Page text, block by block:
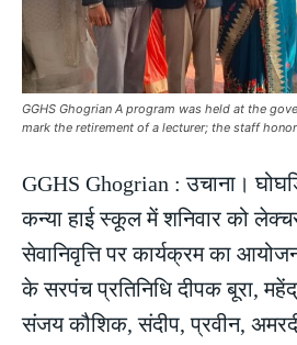
GGHS Ghogrian A program was held at the
mark the retirement of a lecturer; the staff
GGHS Ghogrian : उचाना।
कन्या हाई स्कूल में शनिवार को
सेवानिवृत्ति पर कार्यक्रम का
के सरपंच प्रतिनिधि दीपक बूरा,
संजय कौशिक, संदीप, प्रवीन,